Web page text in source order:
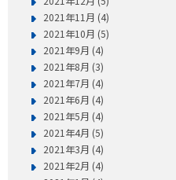
2021年11月 (4)
2021年10月 (5)
2021年9月 (4)
2021年8月 (3)
2021年7月 (4)
2021年6月 (4)
2021年5月 (4)
2021年4月 (5)
2021年3月 (4)
2021年2月 (4)